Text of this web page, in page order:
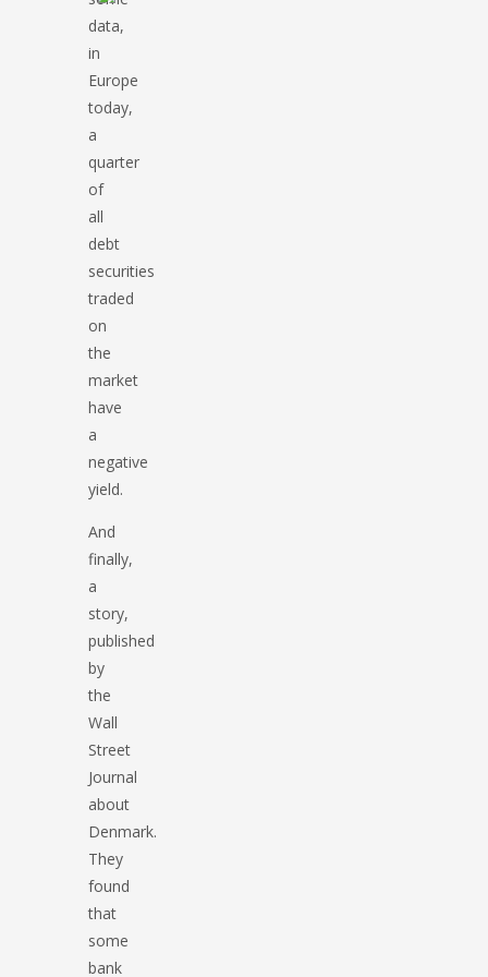
data,
in
Europe
today,
a
quarter
of
all
debt
securities
traded
on
the
market
have
a
negative
yield.
And
finally,
a
story,
published
by
the
Wall
Street
Journal
about
Denmark.
They
found
that
some
bank